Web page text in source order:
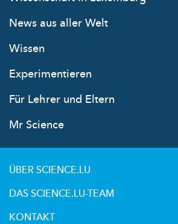
News aus aller Welt
Wissen
Experimentieren
Für Lehrer und Eltern
Mr Science
ÜBER SCIENCE.LU
DAS SCIENCE.LU-TEAM
KONTAKT